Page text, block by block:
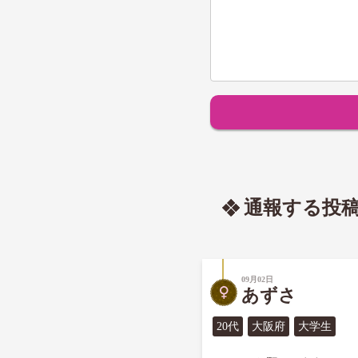
通報する投
09月02日
あずさ
20代 大阪府 大学生